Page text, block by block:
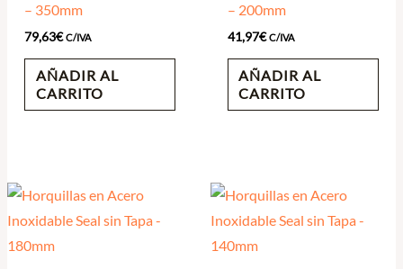
– 350mm
79,63€ C/IVA
AÑADIR AL
CARRITO
– 200mm
41,97€ C/IVA
AÑADIR AL
CARRITO